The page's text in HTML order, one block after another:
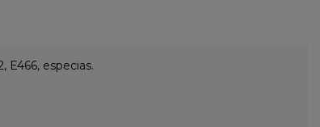
E466, especias.